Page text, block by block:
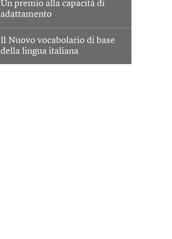
Un premio alla capacità di
adattamento
Il Nuovo vocabolario di base
della lingua italiana